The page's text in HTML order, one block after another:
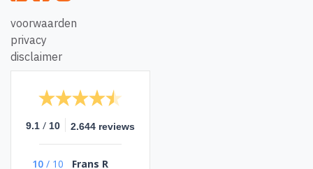
voorwaarden
privacy
disclaimer
9.1 / 10 2.644 reviews
10 / 10 Frans R